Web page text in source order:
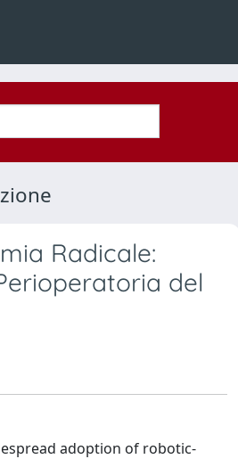
Radicale:
del
adoption of robotic-